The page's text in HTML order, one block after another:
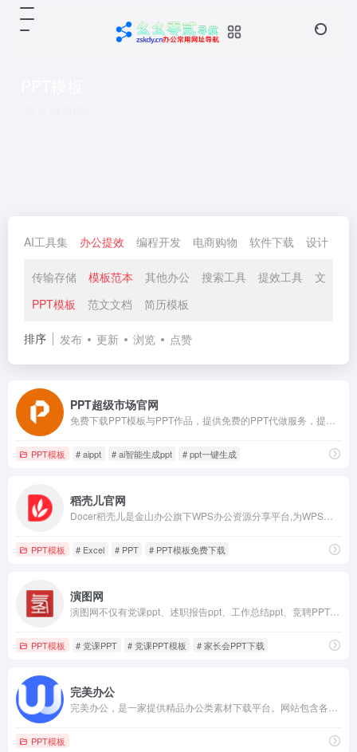
AI工具集 办公提效 编程开发 电商购物 软件下载 设计
传输存储 模板范本 其他办公 搜索工具 提效工具
文件工
PPT模板
范文文档 简历模板
排序 发布 更新 浏览 点赞
PPT超级市场官网
PPT模板 # aippt # ai智能生成ppt # ppt一键生成
稻壳儿官网
PPT模板 # Excel # PPT # PPT模板免费下载
演图网
PPT模板 # 党课PPT # 党课PPT模板 # 家长会PPT下载
完美办公
PPT模板